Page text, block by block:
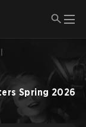
Spring 2026